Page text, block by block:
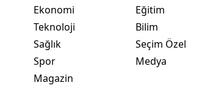
Tunceli
Uşak
Ekonomi
Teknoloji
Sağlık
Spor
Magazin
Eğitim
Bilim
Seçim Özel
Medya